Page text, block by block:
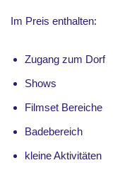
Im Preis enthalten:
Zugang zum Dorf
Shows
Filmset Bereiche
Badebereich
kleine Aktivitäten